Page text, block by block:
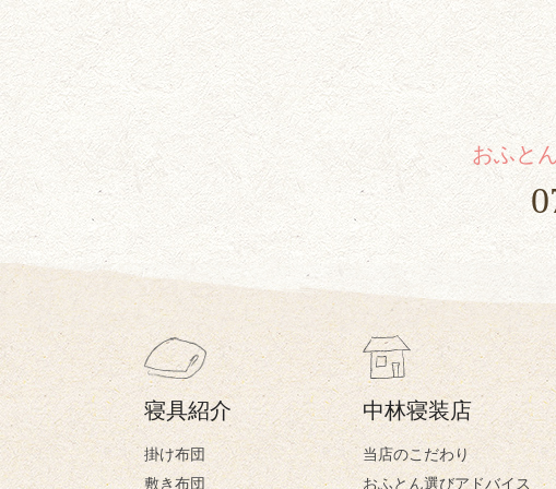
おふと
寝具紹介
掛け布団
敷き布団
中林寝装店
当店のこだわり
おふとん選びアドバイス